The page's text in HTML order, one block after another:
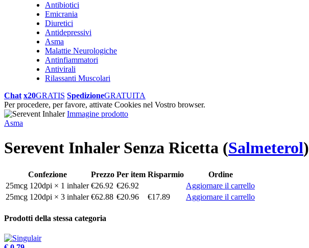
Antibiotici
Emicrania
Diuretici
Antidepressivi
Asma
Malattie Neurologiche
Antinfiammatori
Antivirali
Rilassanti Muscolari
Chat x20GRATIS SpedizioneGRATUITA
Per procedere, per favore, attivate Cookies nel Vostro browser.
Immagine prodotto
Asma
Serevent Inhaler Senza Ricetta (Salmeterol)
Confezione Prezzo Per item Risparmio
Ordine
25mcg 120dpi × 1 inhaler €26.92 €26.92
Aggiornare il carrello
25mcg 120dpi × 3 inhaler €62.88 €20.96 €17.89 Aggiornare il carrello
Prodotti della stessa categoria